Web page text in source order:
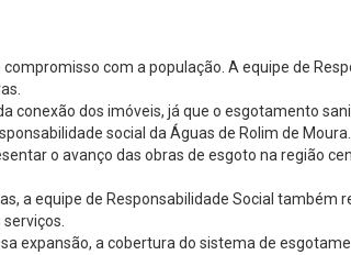
com a população. A equipe de
conexão dos imóveis, já que o esgotamento
social da Águas de Rolim de Moura.
o avanço das obras de esgoto na região
a equipe de Responsabilidade Social também
expansão, a cobertura do sistema de